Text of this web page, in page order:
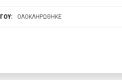
ΟΛΟΚΛΗΡΩΘΗΚΕ